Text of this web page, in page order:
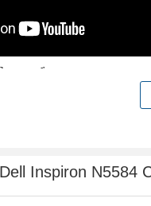
để chạy mượt mà các
5584 được thiết kế
Inspiron N5584